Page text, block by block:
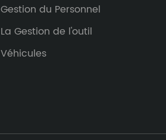
Gestion du Personnel
La Gestion de l'outil
Véhicules